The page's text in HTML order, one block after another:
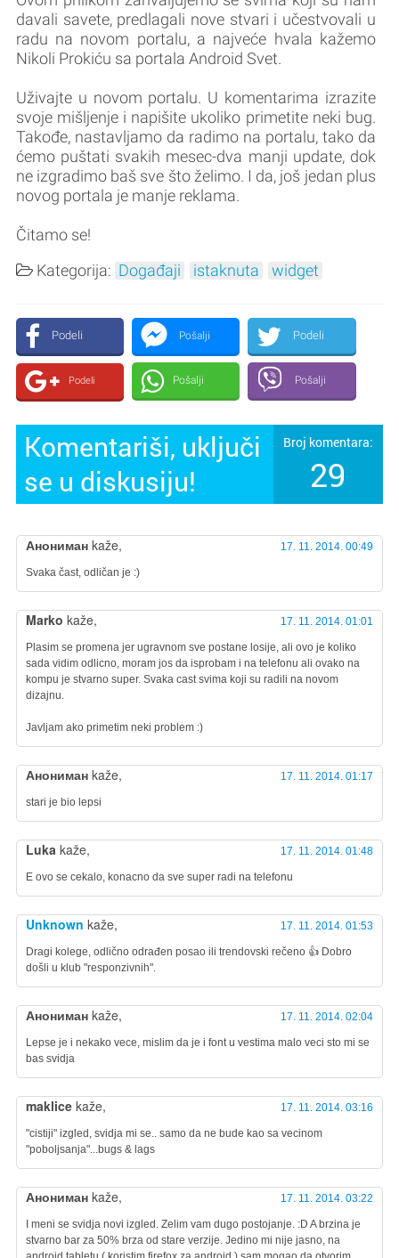
davali savete, predlagali nove stvari i učestvovali u
radu na novom portalu, a najveće hvala kažemo
Nikoli Prokiću sa portala Android Svet.
Uživajte u novom portalu. U komentarima izrazite
svoje mišljenje i napišite ukoliko primetite neki bug.
Takođe, nastavljamo da radimo na portalu, tako da
ćemo puštati svakih mesec-dva manji update, dok
ne izgradimo baš sve što želimo. I da, još jedan plus
novog portala je manje reklama.
Čitamo se!
Kategorija: Događaji istaknuta widget
Podeli Pošalji Podeli
Podeli Pošalji Pošalji
Komentariši, uključi
se u diskusiju!
Broj komentara:
29
Анониман kaže, 17. 11. 2014. 00:49
Svaka čast, odličan je :)
Marko kaže, 17. 11. 2014. 01:01
Plasim se promena jer ugravnom sve postane losije, ali ovo je koliko
sada vidim odlicno, moram jos da isprobam i na telefonu ali ovako na
kompu je stvarno super. Svaka cast svima koji su radili na novom
dizajnu.
Javljam ako primetim neki problem :)
Анониман kaže, 17. 11. 2014. 01:17
stari je bio lepsi
Luka kaže, 17. 11. 2014. 01:48
E ovo se cekalo, konacno da sve super radi na telefonu
Unknown kaže, 17. 11. 2014. 01:53
Dragi kolege, odlično odrađen posao ili trendovski rečeno 👍 Dobro
došli u klub "responzivnih".
Анониман kaže, 17. 11. 2014. 02:04
Lepse je i nekako vece, mislim da je i font u vestima malo veci sto mi se
bas svidja
maklice kaže, 17. 11. 2014. 03:16
"cistiji" izgled, svidja mi se.. samo da ne bude kao sa vecinom
"poboljsanja"...bugs & lags
Анониман kaže, 17. 11. 2014. 03:22
I meni se svidja novi izgled. Zelim vam dugo postojanje. :D A brzina je
stvarno bar za 50% brza od stare verzije. Jedino mi nije jasno, na